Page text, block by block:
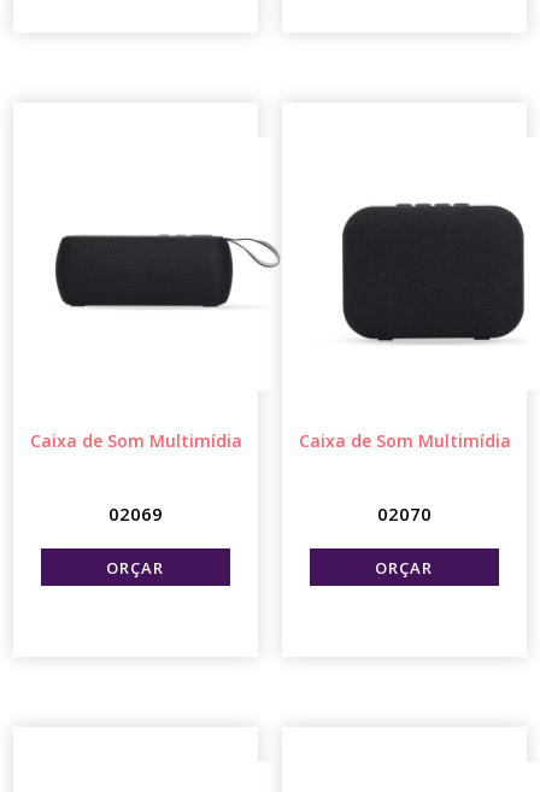
Caixa de Som Multimídia
02069
Caixa de Som Multimídia
02070